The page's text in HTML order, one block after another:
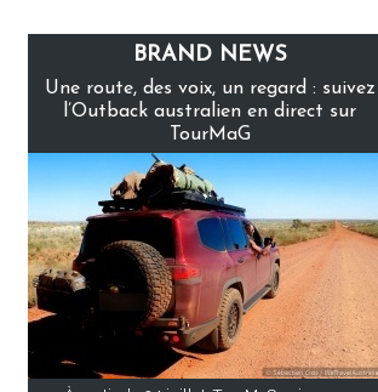
BRAND NEWS
Une route, des voix, un regard : suivez
l’Outback australien en direct sur
TourMaG